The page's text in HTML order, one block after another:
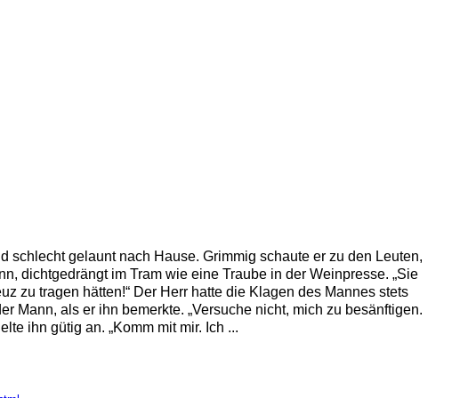
schlecht gelaunt nach Hause. Grimmig schaute er zu den Leuten,
dichtgedrängt im Tram wie eine Traube in der Weinpresse. „Sie
zu tragen hätten!“ Der Herr hatte die Klagen des Mannes stets
Mann, als er ihn bemerkte. „Versuche nicht, mich zu besänftigen.
ihn gütig an. „Komm mit mir. Ich ...